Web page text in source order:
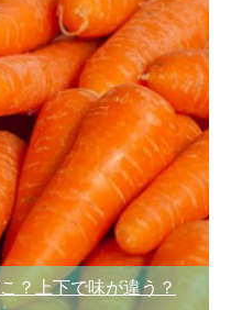
？上下で味が違う？